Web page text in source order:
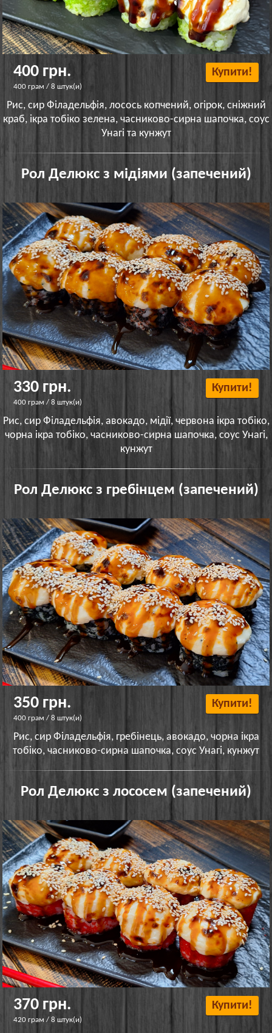
400 грн.
400 грам / 8 штук(и)
Купити!
Рис, сир Філадельфія, лосось копчений, огірок, сніжний
краб, ікра тобіко зелена, часниково-сирна шапочка, соус
Унагі та кунжут
Рол Делюкс з мідіями (запечений)
330 грн.
400 грам / 8 штук(и)
Купити!
Рис, сир Філадельфія, авокадо, мідії, червона ікра тобіко,
чорна ікра тобіко, часниково-сирна шапочка, соус Унагі,
кунжут
Рол Делюкс з гребінцем (запечений)
350 грн.
400 грам / 8 штук(и)
Купити!
Рис, сир Філадельфія, гребінець, авокадо, чорна ікра
тобіко, часниково-сирна шапочка, соус Унагі, кунжут
Рол Делюкс з лососем (запечений)
370 грн.
420 грам / 8 штук(и)
Купити!